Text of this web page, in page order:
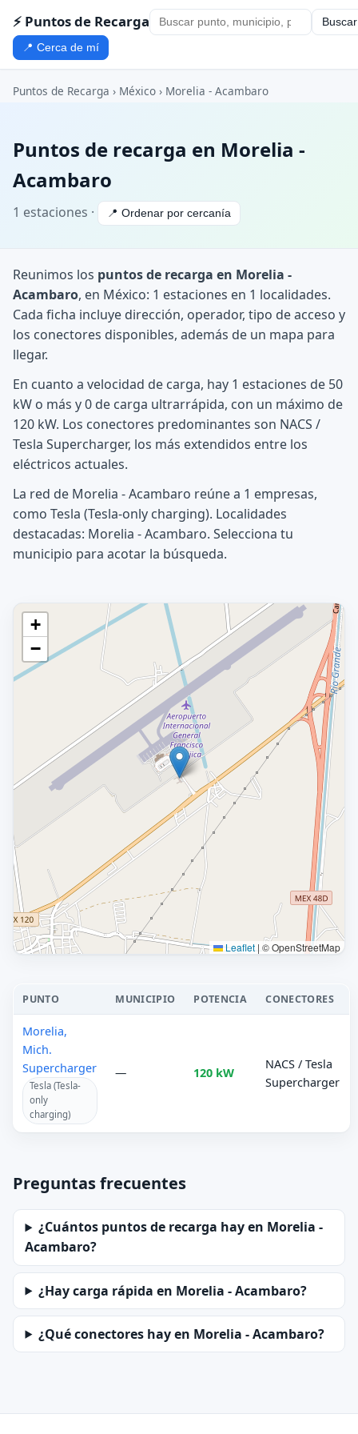
⚡ Puntos de Recarga Buscar
📍 Cerca de mí
Puntos de Recarga › México › Morelia - Acambaro
Puntos de recarga en Morelia -
Acambaro
1 estaciones · 📍 Ordenar por cercanía
Reunimos los puntos de recarga en Morelia -
Acambaro, en México: 1 estaciones en 1 localidades.
Cada ficha incluye dirección, operador, tipo de acceso y
los conectores disponibles, además de un mapa para
llegar.
En cuanto a velocidad de carga, hay 1 estaciones de 50
kW o más y 0 de carga ultrarrápida, con un máximo de
120 kW. Los conectores predominantes son NACS /
Tesla Supercharger, los más extendidos entre los
eléctricos actuales.
La red de Morelia - Acambaro reúne a 1 empresas,
como Tesla (Tesla-only charging). Localidades
destacadas: Morelia - Acambaro. Selecciona tu
municipio para acotar la búsqueda.
+
−
Leaflet | © OpenStreetMap
PUNTO MUNICIPIO POTENCIA CONECTORES
Morelia,
Mich.
Supercharger
Tesla (Tesla-
only
charging)
— 120 kW
NACS / Tesla
Supercharger
Preguntas frecuentes
¿Cuántos puntos de recarga hay en Morelia -
Acambaro?
¿Hay carga rápida en Morelia - Acambaro?
¿Qué conectores hay en Morelia - Acambaro?